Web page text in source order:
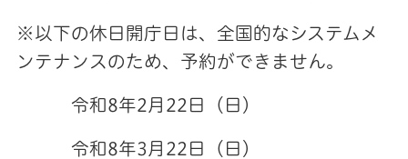
※以下の休日開庁日は、全国的なシステムメ
ンテナンスのため、予約ができません。
令和8年2月22日（日）
令和8年3月22日（日）